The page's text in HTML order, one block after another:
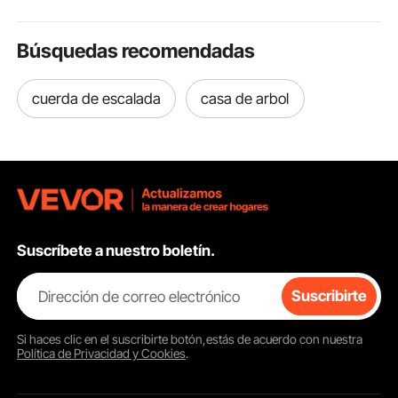
Búsquedas recomendadas
cuerda de escalada casa de arbol
Suscríbete a nuestro boletín.
Dirección de correo electrónico Suscribirte
Si haces clic en elsuscribirtebotón,estás de acuerdo con nuestra
Política de Privacidad y Cookies.